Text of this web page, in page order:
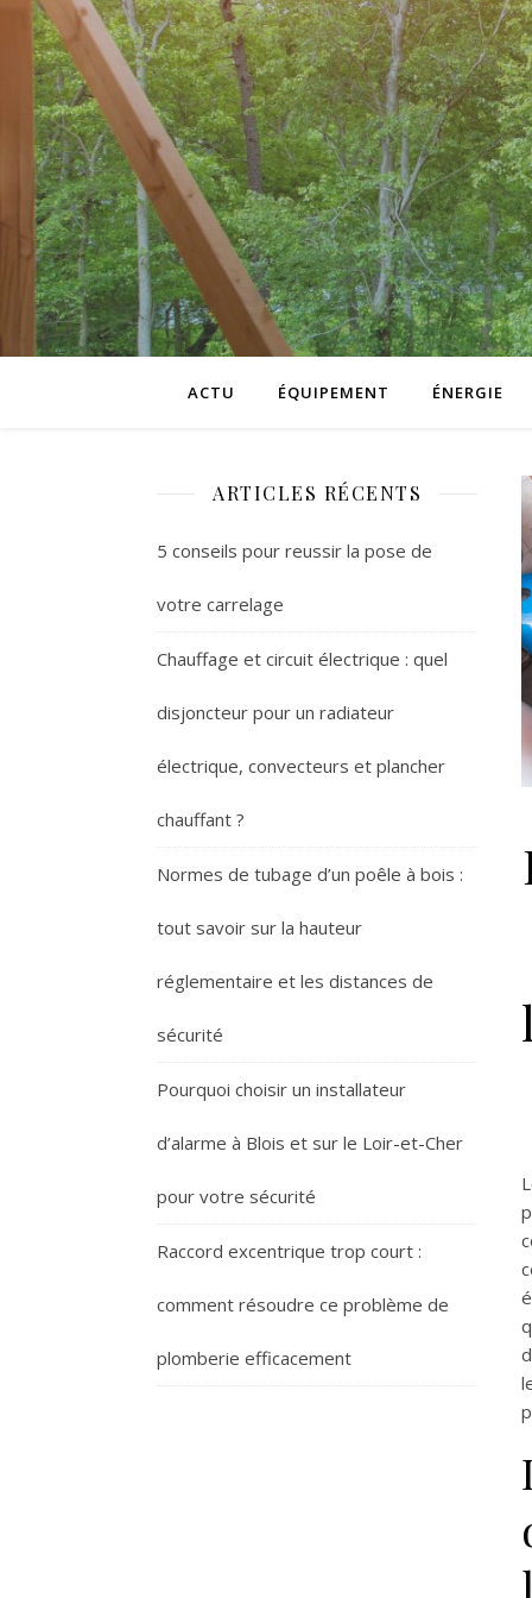
ACTU ÉQUIPEMENT ÉNERGIE
ARTICLES RÉCENTS
5 conseils pour reussir la pose de
votre carrelage
Chauffage et circuit électrique : quel
disjoncteur pour un radiateur
électrique, convecteurs et plancher
chauffant ?
Normes de tubage d’un poêle à bois :
tout savoir sur la hauteur
réglementaire et les distances de
sécurité
Pourquoi choisir un installateur
d’alarme à Blois et sur le Loir-et-Cher
pour votre sécurité
Raccord excentrique trop court :
comment résoudre ce problème de
plomberie efficacement